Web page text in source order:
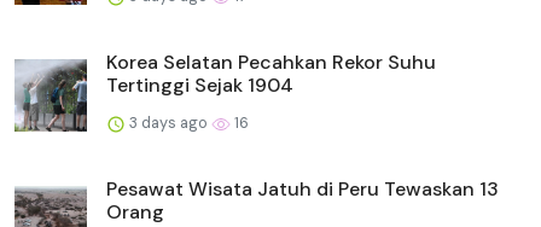
Korea Selatan Pecahkan Rekor Suhu
Tertinggi Sejak 1904
3 days ago 16
Pesawat Wisata Jatuh di Peru Tewaskan 13
Orang